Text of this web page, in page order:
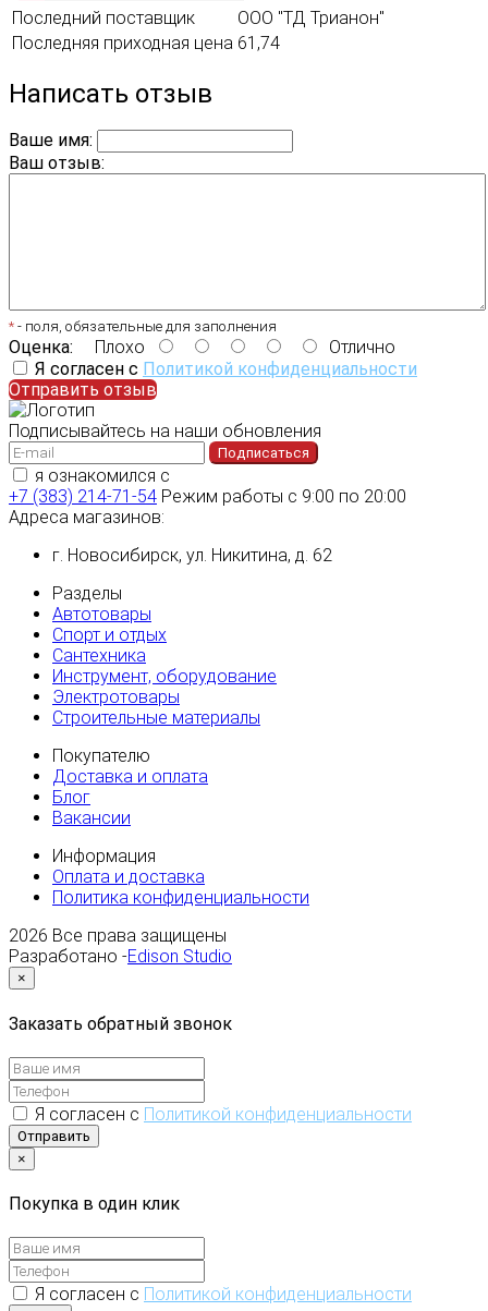
Последний поставщик
ООО "ТД Трианон"
Последняя приходная цена 61,74
Написать отзыв
Ваше имя:
Ваш отзыв:
* - поля, обязательные для заполнения
Оценка: Плохо
Отлично
Я согласен с Политикой конфиденциальности
Отправить отзыв
Подписывайтесь на наши обновления
Подписаться
я ознакомился с
+7 (383) 214-71-54 Режим работы с 9:00 по 20:00
Адреса магазинов:
г. Новосибирск, ул. Никитина, д. 62
Разделы
Автотовары
Спорт и отдых
Сантехника
Инструмент, оборудование
Электротовары
Строительные материалы
Покупателю
Доставка и оплата
Блог
Вакансии
Информация
Оплата и доставка
Политика конфиденциальности
2026 Все права защищены
Разработано -Edison Studio
×
Заказать обратный звонок
Я согласен с Политикой конфиденциальности
Отправить
×
Покупка в один клик
Я согласен с Политикой конфиденциальности